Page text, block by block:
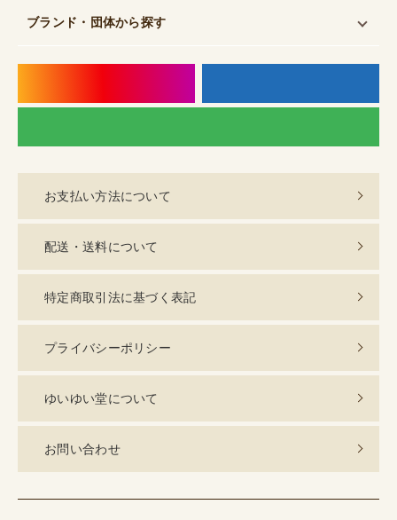
ブランド・団体から探す
お支払い方法について
配送・送料について
特定商取引法に基づく表記
プライバシーポリシー
ゆいゆい堂について
お問い合わせ